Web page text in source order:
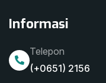
Informasi
Telepon
(+0651) 2156